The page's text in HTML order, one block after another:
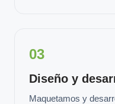
03
Diseño y
Maquetamos y